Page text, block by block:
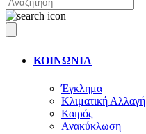
ΚΟΙΝΩΝΙΑ
Έγκλημα
Κλιματική Αλλαγή
Καιρός
Ανακύκλωση